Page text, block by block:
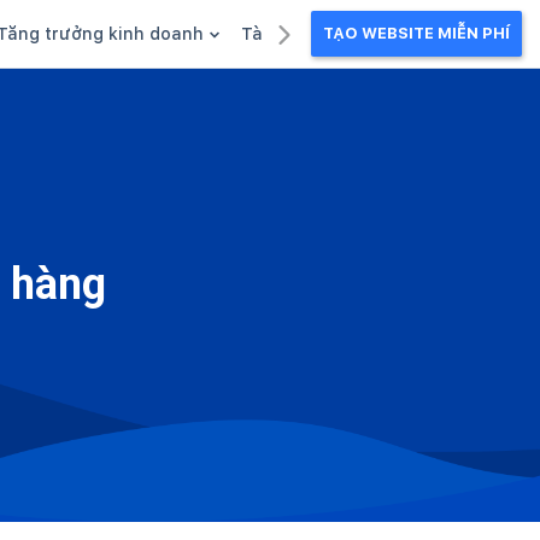
trưởng kinh doanh Tài liệu kinh doanhTẠO WEBSITE MIỄN PHÍ